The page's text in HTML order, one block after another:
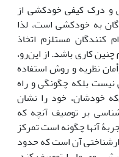
و درک کیفی خودکشی از
به خودکشی است، لذا
کنندگان مستلزم اتخاذ
کاری باشد. از این‌رو،
نظریه و روش استفاده
بلکه چگونگی و راه
خودشان، خود را نشان
405). پدیدارشناسی بر توصیف آنچه که
آن­ها چگونه است تمرکز
آن است که حدود